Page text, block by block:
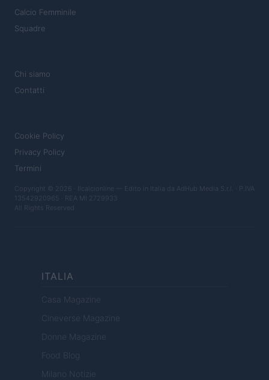
Calcio Femminile
Squadre
Chi siamo
Contatti
Cookie Policy
Privacy Policy
Termini
Copyright © 2026 · Ilcalcionline — Edito in Italia da AdHub Media S.r.l. · P.IVA
13542920965 · REA MI 2729933
All Rights Reserved
ITALIA
Casa Magazine
Cineverse Magazine
Donne Magazine
Food Blog
Milano Notizie